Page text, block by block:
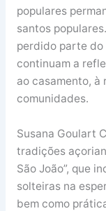
populares
santos
perdido parte
continuam a
ao casamento, à
comunidades.
Susana Goulart
tradições
São João”, que
solteiras na
bem como